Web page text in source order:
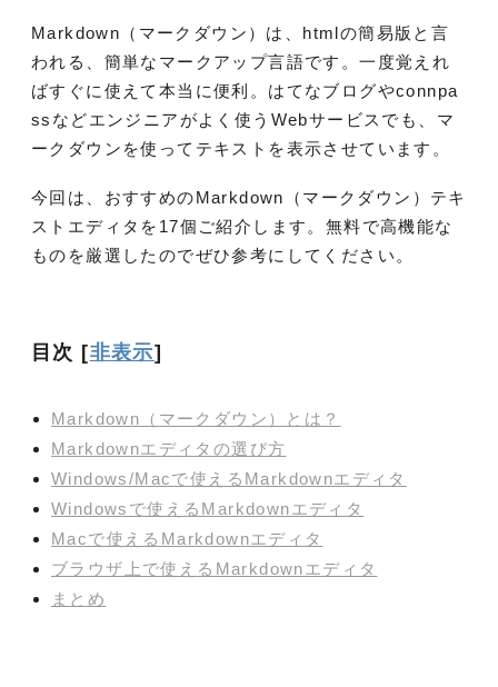
Markdown（マークダウン）は、htmlの簡易版と言
われる、簡単なマークアップ言語です。一度覚えれ
ばすぐに使えて本当に便利。はてなブログやconnpa
ssなどエンジニアがよく使うWebサービスでも、マ
ークダウンを使ってテキストを表示させています。
今回は、おすすめのMarkdown（マークダウン）テキ
ストエディタを17個ご紹介します。無料で高機能な
ものを厳選したのでぜひ参考にしてください。
目次 [非表示]
Markdown（マークダウン）とは？
Markdownエディタの選び方
Windows/Macで使えるMarkdownエディタ
Windowsで使えるMarkdownエディタ
Macで使えるMarkdownエディタ
ブラウザ上で使えるMarkdownエディタ
まとめ